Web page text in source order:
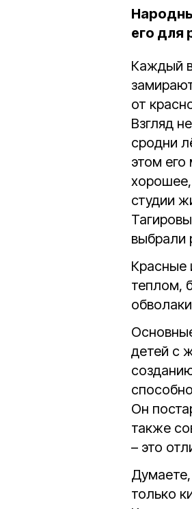
его для
Каждый
от
Взгляд
сродни
этом его
студии
выбрали
Красные
теплом,
детей с
Он
также
– это
Думаете,
только